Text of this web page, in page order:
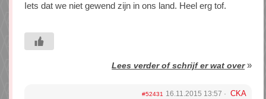
Iets dat we niet gewend zijn in ons land. Heel erg tof.
Lees verder of schrijf er wat over»
#52431 16.11.2015 13:57 CKA